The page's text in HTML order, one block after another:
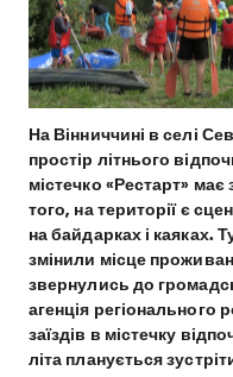
На Вінниччині в селі
простір літнього
містечко «Рестарт» має
того, на території є
на байдарках і каяках.
змінили місце
звернулись до
агенція регіонального
заїздів в містечку
літа планується